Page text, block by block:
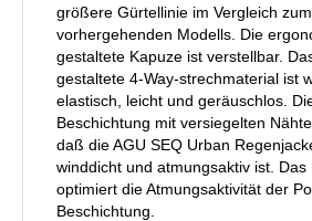
größere Gürtellinie im Vergleich zum
vorhergehenden Modells. Die
gestaltete Kapuze ist verstellbar.
gestaltete 4-Way-strechmaterial ist
elastisch, leicht und geräuschlos.
Beschichtung mit versiegelten
daß die AGU SEQ Urban
winddicht und atmungsaktiv ist.
optimiert die Atmungsaktivität der
Beschichtung.